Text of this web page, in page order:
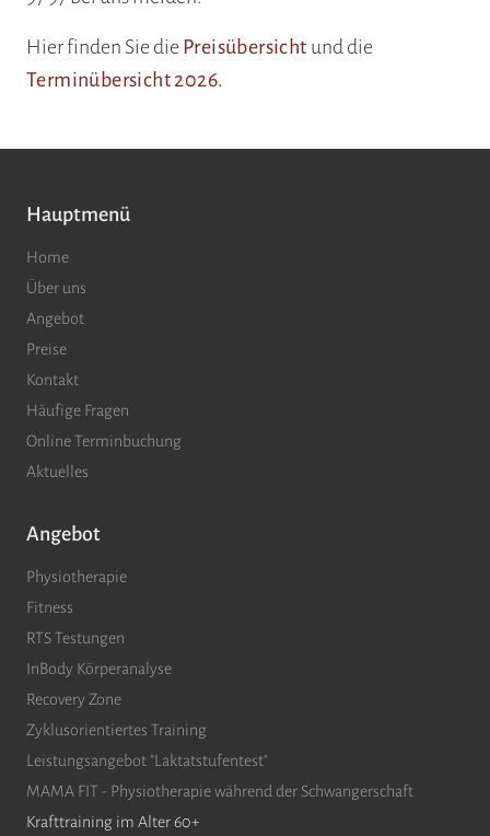
Hier finden Sie die Preisübersicht und die
Terminübersicht 2026.
Hauptmenü
Home
Über uns
Angebot
Preise
Kontakt
Häufige Fragen
Online Terminbuchung
Aktuelles
Angebot
Physiotherapie
Fitness
RTS Testungen
InBody Körperanalyse
Recovery Zone
Zyklusorientiertes Training
Leistungsangebot "Laktatstufentest"
MAMA FIT - Physiotherapie während der Schwangerschaft
Krafttraining im Alter 60+